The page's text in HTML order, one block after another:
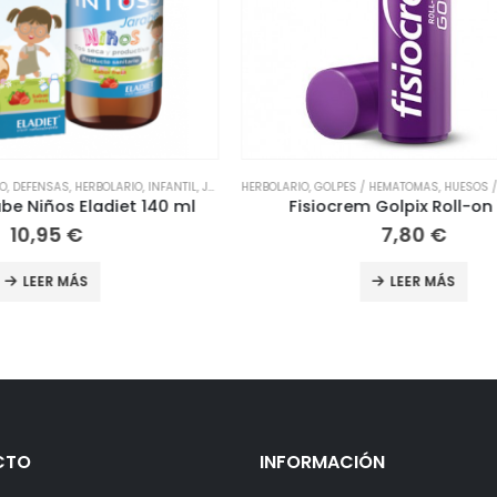
/ HEMATOMAS,HUESOS / ARTICULACIONES ,MUSCULARES,INFANTIL,ORTOPEDIA,
Golpix Roll-on 15 ml
7,80€
LEER MÁS
NUTRICIÓN,JALEA REAL,VITAMINAS,
Eladiet Jelly Kids Dulces
14,99
LEER MÁS